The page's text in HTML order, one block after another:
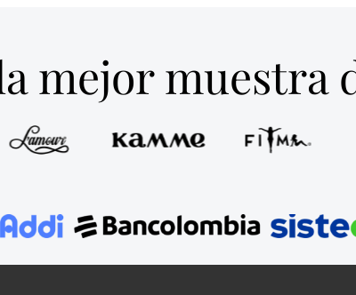
mejor muestra